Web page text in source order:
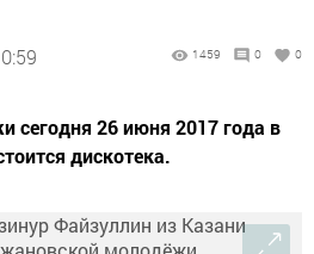
1459 0 0
сегодня 26 июня 2017 года в
дискотека.